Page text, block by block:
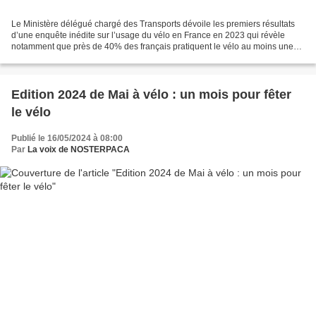
Le Ministère délégué chargé des Transports dévoile les premiers résultats
d’une enquête inédite sur l’usage du vélo en France en 2023 qui révèle
notamment que près de 40% des français pratiquent le vélo au moins une
Edition 2024 de Mai à vélo : un mois pour fêter
le vélo
Publié le 16/05/2024 à 08:00
Par La voix de NOSTERPACA